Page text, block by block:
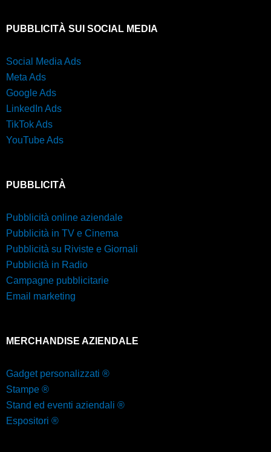
PUBBLICITÀ SUI SOCIAL MEDIA
Social Media Ads
Meta Ads
Google Ads
LinkedIn Ads
TikTok Ads
YouTube Ads
PUBBLICITÀ
Pubblicità online aziendale
Pubblicità in TV e Cinema
Pubblicità su Riviste e Giornali
Pubblicità in Radio
Campagne pubblicitarie
Email marketing
MERCHANDISE AZIENDALE
Gadget personalizzati ®
Stampe ®
Stand ed eventi aziendali ®
Espositori ®